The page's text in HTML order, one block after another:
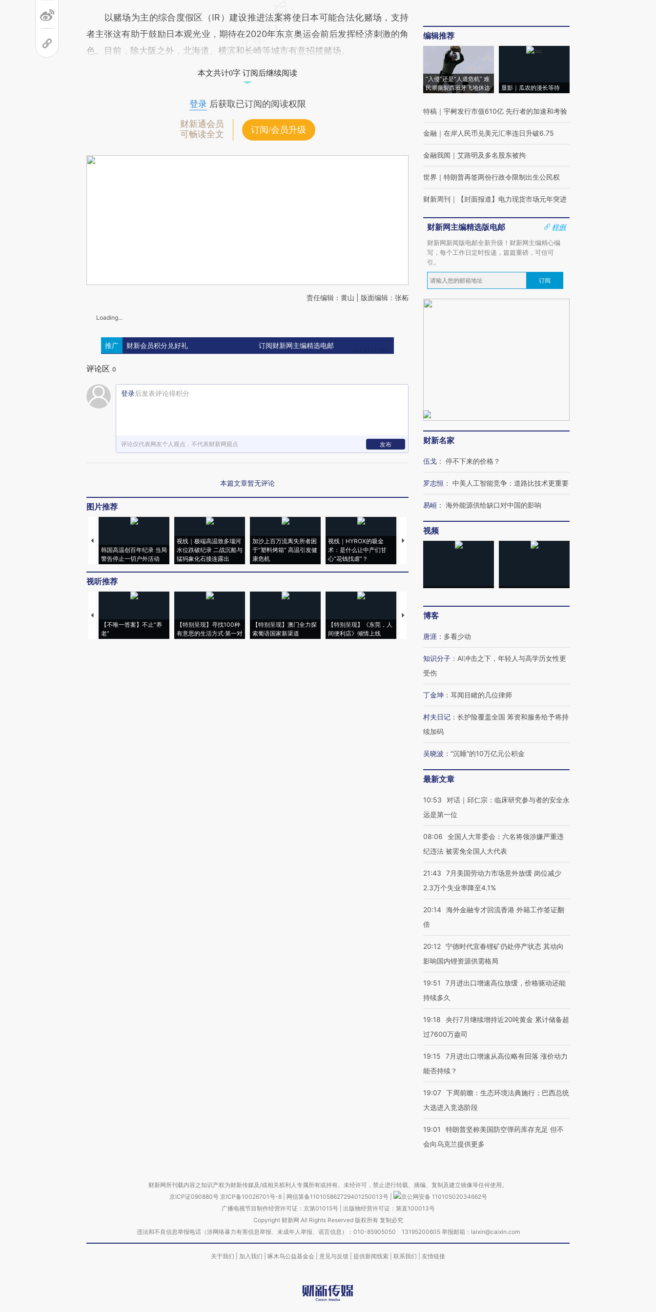
以赌场为主的综合度假区（IR）建设推进法案将使日本可能合法化赌场，支持
者主张这有助于鼓励日本观光业，期待在2020年东京奥运会前后发挥经济刺激的角
色。目前，除大阪之外，北海道、横滨和长崎等城市有意招揽赌场。
本文共计0字 订阅后继续阅读
登录后获取已订阅的阅读权限
财新通会员
可畅读全文
订阅/会员升级
责任编辑：黄山 | 版面编辑：张柘
Loading...
推广 财新会员积分兑好礼 订阅财新网主编精选电邮
评论区 0
登录后发表评论得积分
评论仅代表网友个人观点，不代表财新网观点 发布
本篇文章暂无评论
图片推荐
韩国高温创百年纪录 当局
警告停止一切户外活动
视线｜极端高温致多瑙河
水位跌破纪录 二战沉船与
猛犸象化石接连露出
加沙上百万流离失所者困
于“塑料烤箱” 高温引发健
康危机
视线｜HYROX的吸金
术：是什么让中产们甘
心“花钱找虐”？
马航飞行员跨国走私7万
粒摇头丸 尿检体内含3种
视线｜被称为“蟑螂”的印
度Z世代 用街头抗争将教
视线｜“入侵”还是“人道危
视听推荐
【不唯一答案】不止“养
老”
【特别呈现】寻找100种
有意思的生活方式·第一对
【特别呈现】澳门全力探
索葡语国家新渠道
【特别呈现】《东莞，人
间便利店》倾情上线
【推广】走进第四届链博
编辑推荐
“入侵”还是“人道危机” 难
民潮撕裂西班牙飞地休达
显影｜瓜农的漫长等待
特稿 ｜ 宇树发行市值610亿 先行者的加速和考验
金融 ｜ 在岸人民币兑美元汇率连日升破6.75
金融我闻 ｜ 艾路明及多名股东被拘
世界 ｜ 特朗普再签两份行政令限制出生公民权
财新周刊 ｜ 【封面报道】电力现货市场元年突进
财新网主编精选版电邮
样例
财新网新闻版电邮全新升级！财新网主编精心编
写，每个工作日定时投递，篇篇重磅，可信可
引。
订阅
财新名家
伍戈 ： 停不下来的价格？
罗志恒 ： 中美人工智能竞争：道路比技术更重要
易峘 ： 海外能源供给缺口对中国的影响
视频
博客
唐涯 ： 多看少动
知识分子 ： AI冲击之下，年轻人与高学历女性更
受伤
丁金坤 ： 耳闻目睹的几位律师
村夫日记 ： 长护险覆盖全国 筹资和服务给予将持
续加码
吴晓波 ： “沉睡”的10万亿元公积金
最新文章
10:53
对话｜邱仁宗：临床研究参与者的安全永
远是第一位
08:06
全国人大常委会：六名将领涉嫌严重违
纪违法 被罢免全国人大代表
21:43
7月美国劳动力市场意外放缓 岗位减少
2.3万个失业率降至4.1%
20:14 海外金融专才回流香港 外籍工作签证翻
倍
20:12 宁德时代宜春锂矿仍处停产状态 其动向
影响国内锂资源供需格局
19:51
7月进出口增速高位放缓，价格驱动还能
持续多久
19:18
央行7月继续增持近20吨黄金 累计储备超
过7600万盎司
19:15
7月进出口增速从高位略有回落 涨价动力
能否持续？
19:07 下周前瞻：生态环境法典施行；巴西总统
大选进入竞选阶段
19:01
特朗普坚称美国防空弹药库存充足 但不
会向乌克兰提供更多
财新网所刊载内容之知识产权为财新传媒及/或相关权利人专属所有或持有。未经许可，禁止进行转载、摘编、复制及建立镜像等任何使用。
京ICP证090880号 京ICP备10026701号-8 网信算备110105862729401250013号
京公网安备 11010502034662号
广播电视节目制作经营许可证：京第01015号| 出版物经营许可证：第直100013号
Copyright 财新网 All Rights Reserved 版权所有 复制必究
违法和不良信息举报电话（涉网络暴力有害信息举报、未成年人举报、谣言信息）：010-85905050 13195200605 举报邮箱：laixin@caixin.com
关于我们 加入我们 啄木鸟公益基金会 意见与反馈 提供新闻线索 联系我们 友情链接